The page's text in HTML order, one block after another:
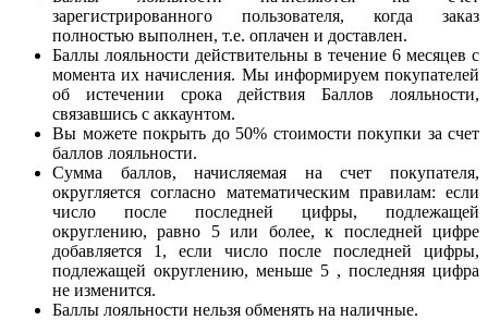
зарегистрированного пользователя, когда заказ
полностью выполнен, т.е. оплачен и доставлен.
Баллы лояльности действительны в течение 6 месяцев с
момента их начисления. Мы информируем покупателей
об истечении срока действия Баллов лояльности,
связавшись с аккаунтом.
Вы можете покрыть до 50% стоимости покупки за счет
баллов лояльности.
Сумма баллов, начисляемая на счет покупателя,
округляется согласно математическим правилам: если
число после последней цифры, подлежащей
округлению, равно 5 или более, к последней цифре
добавляется 1, если число после последней цифры,
подлежащей округлению, меньше 5 , последняя цифра
не изменится.
Баллы лояльности нельзя обменять на наличные.